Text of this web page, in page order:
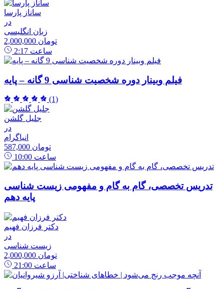
ساناز پارسا
در
زبان انگلیسی
2,000,000 تومان
2:17 ساعت
فیلم وبینار دوره شخصیت شناسی 9 گانه – پایه
(1)
جلیل گلشن
در
انیاگرام
587,000 تومان
10:00 ساعت
تدریس تخصصی، گام به گام و مفهومی زیست شناسی
پایه دهم
دکتر فرزان فهیم
در
زیست شناسی
2,000,000 تومان
21:00 ساعت